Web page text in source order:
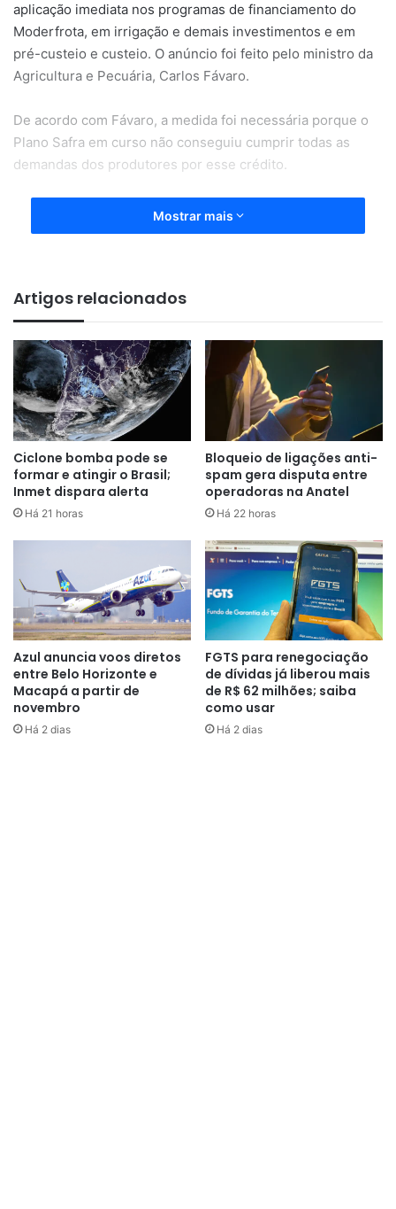
aplicação imediata nos programas de financiamento do
Moderfrota, em irrigação e demais investimentos e em
pré-custeio e custeio. O anúncio foi feito pelo ministro da
Agricultura e Pecuária, Carlos Fávaro.
De acordo com Fávaro, a medida foi necessária porque o
Plano Safra em curso não conseguiu cumprir todas as
demandas dos produtores por esse crédito.
“Nós tínhamos investimentos há
muito tempo paralisados. Ainda
em janeiro, quando o presidente
do BNDES, Aloizio Mercadante
assumiu, foram liberados R$ 2.7
bilhões para investimentos, que
rapidamente foram tomados, e
nós começamos então a busca
por complementos
orçamentários. Buscamos a
complementação de recursos por
meio de remanejamento de outros
orçamentos para que nós
pudéssemos disponibilizar os
valores para o Plano Safra”,
Mostrar mais
Artigos relacionados
Ciclone bomba pode se
formar e atingir o Brasil;
Inmet dispara alerta
Há 21 horas
Bloqueio de ligações anti-
spam gera disputa entre
operadoras na Anatel
Há 22 horas
Azul anuncia voos diretos
entre Belo Horizonte e
Macapá a partir de
novembro
Há 2 dias
FGTS para renegociação
de dívidas já liberou mais
de R$ 62 milhões; saiba
como usar
Há 2 dias